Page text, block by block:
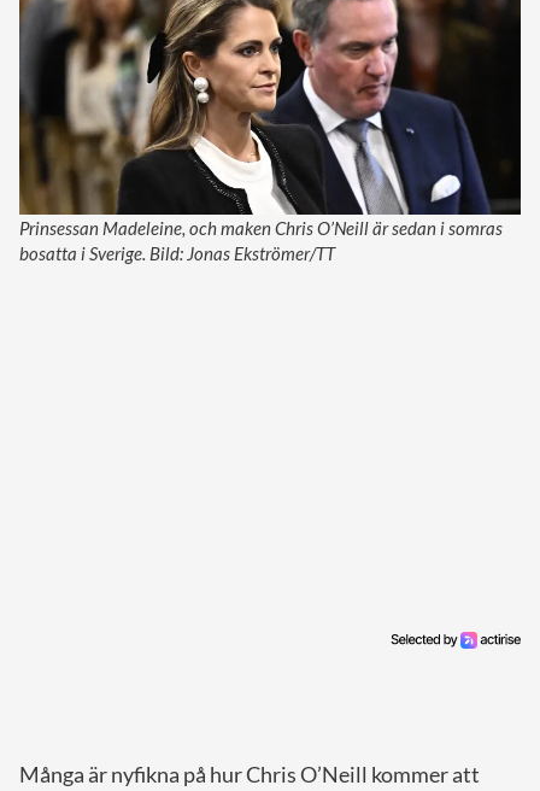
Prinsessan Madeleine, och maken Chris O’Neill är sedan i somras
bosatta i Sverige. Bild: Jonas Ekströmer/TT
Många är nyfikna på hur Chris O’Neill kommer att